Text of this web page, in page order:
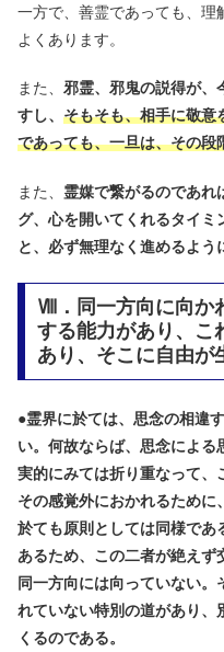
一方で、善霊であっても、理
よくあります。
また、 邪霊、邪鬼の説得が、
すし、 そもそも、相手に敬意
であっても、一旦は、その段
また、 霊媒で繋がるのであれ
グ、心を開いてくれるタイ
と、必ず無理なく進めるよう
Ⅷ．同一方向に向か
する能力があり、こ
あり、そこに自由が
●霊界に於ては、思念の相違
い。何故ならば、思念によ
実的にみては折り重なって、
その感覚外におかれるために
於ても原則としては同様であ
あるため、この二者が絶えず
同一方向には向っていない
れていない特別の道があり、
くるのである。